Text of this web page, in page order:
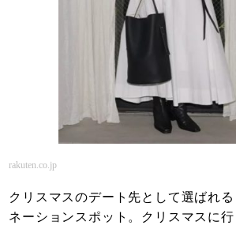
rakuten.co.jp
クリスマスのデート先として選ばれる
ネーションスポット。クリスマスに